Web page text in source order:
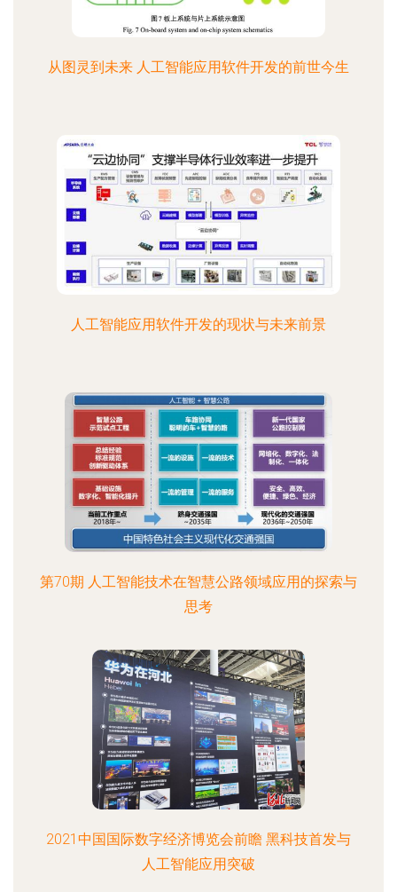
从图灵到未来 人工智能应用软件开发的前世今生
人工智能应用软件开发的现状与未来前景
第70期 人工智能技术在智慧公路领域应用的探索与
思考
2021中国国际数字经济博览会前瞻 黑科技首发与
人工智能应用突破